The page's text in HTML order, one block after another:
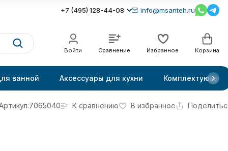
+7 (495) 128-44-08 info@msanteh.ru
Войти Сравнение Избранное Корзина
ванной Аксессуары для кухни Комплектующие
7065040 К сравнению В избранное